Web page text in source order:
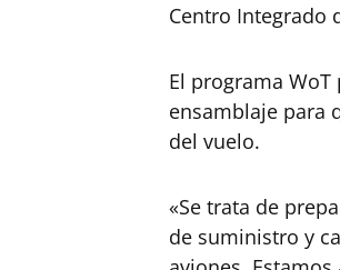
Centro Integrado
El programa
ensamblaje para
del vuelo.
«Se trata de
de suministro y